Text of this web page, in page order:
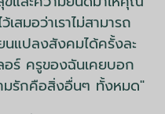
สมอว่าเราไม่สามารถ
นแปลงสังคมได้ครั้งละ
อร์ ครูของฉันเคยบอก
รักคือสิ่งอื่นๆ ทั้งหมด"